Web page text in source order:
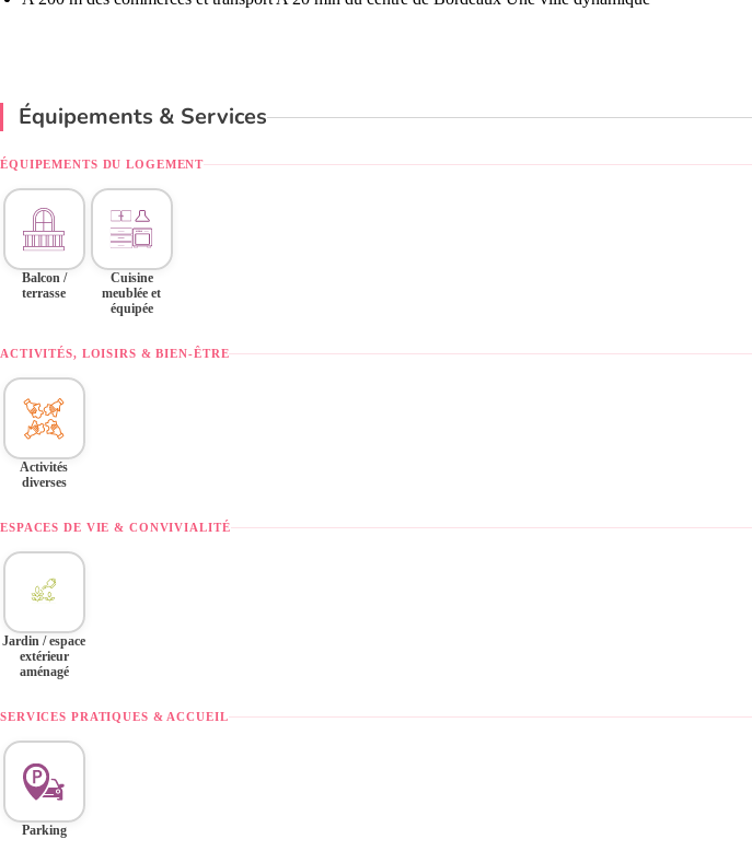
Équipements & Services
ÉQUIPEMENTS DU LOGEMENT
Balcon /
terrasse
Cuisine
meublée et
équipée
ACTIVITÉS, LOISIRS & BIEN-ÊTRE
Activités
diverses
ESPACES DE VIE & CONVIVIALITÉ
Jardin / espace
extérieur
aménagé
SERVICES PRATIQUES & ACCUEIL
Parking